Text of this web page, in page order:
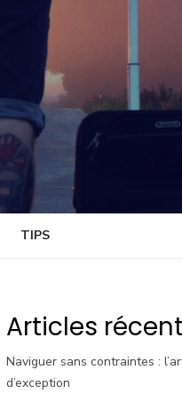
TIPS
Articles
Naviguer sans contraintes :
d’exception